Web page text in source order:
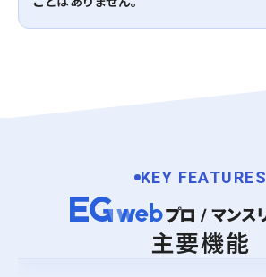
KEY FEATURES
主要機能